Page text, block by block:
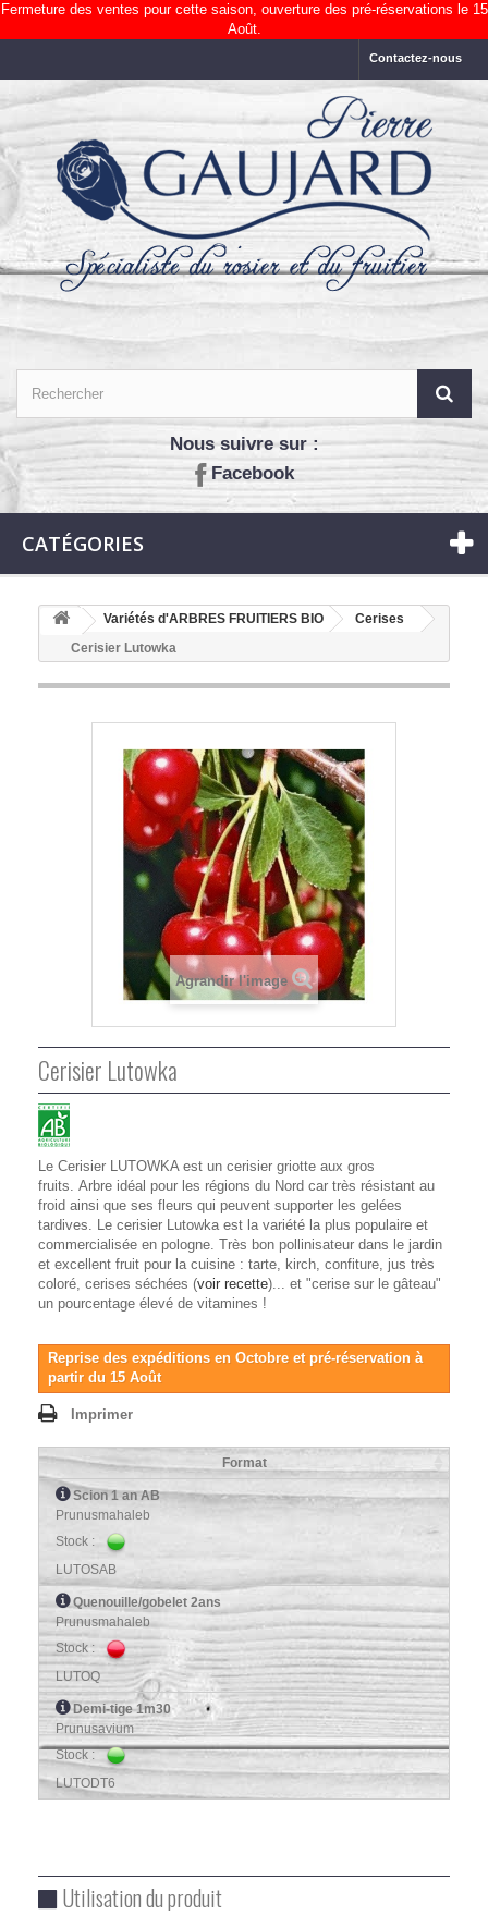
Fermeture des ventes pour cette saison, ouverture des pré-réservations le 15
Août.
Contactez-nous
Nous suivre sur :
Facebook
CATÉGORIES
Variétés d'ARBRES FRUITIERS BIO
Cerises
Cerisier Lutowka
Agrandir l'image
Cerisier Lutowka
Le Cerisier LUTOWKA est un cerisier griotte aux gros
fruits. Arbre idéal pour les régions du Nord car très résistant au
froid ainsi que ses fleurs qui peuvent supporter les gelées
tardives. Le cerisier Lutowka est la variété la plus populaire et
commercialisée en pologne. Très bon pollinisateur dans le jardin
et excellent fruit pour la cuisine : tarte, kirch, confiture, jus très
coloré, cerises séchées (voir recette)... et "cerise sur le gâteau"
un pourcentage élevé de vitamines !
Reprise des expéditions en Octobre et pré-réservation à
partir du 15 Août
Imprimer
Format
Scion 1 an AB
Prunusmahaleb
Stock :
LUTOSAB
Quenouille/gobelet 2ans
Prunusmahaleb
Stock :
LUTOQ
Demi-tige 1m30
Prunusavium
Stock :
LUTODT6
Utilisation du produit